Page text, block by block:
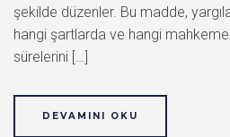
şekilde düzenler. Bu madde,
hangi şartlarda ve hangi
sürelerini […]
DEVAMINI OKU